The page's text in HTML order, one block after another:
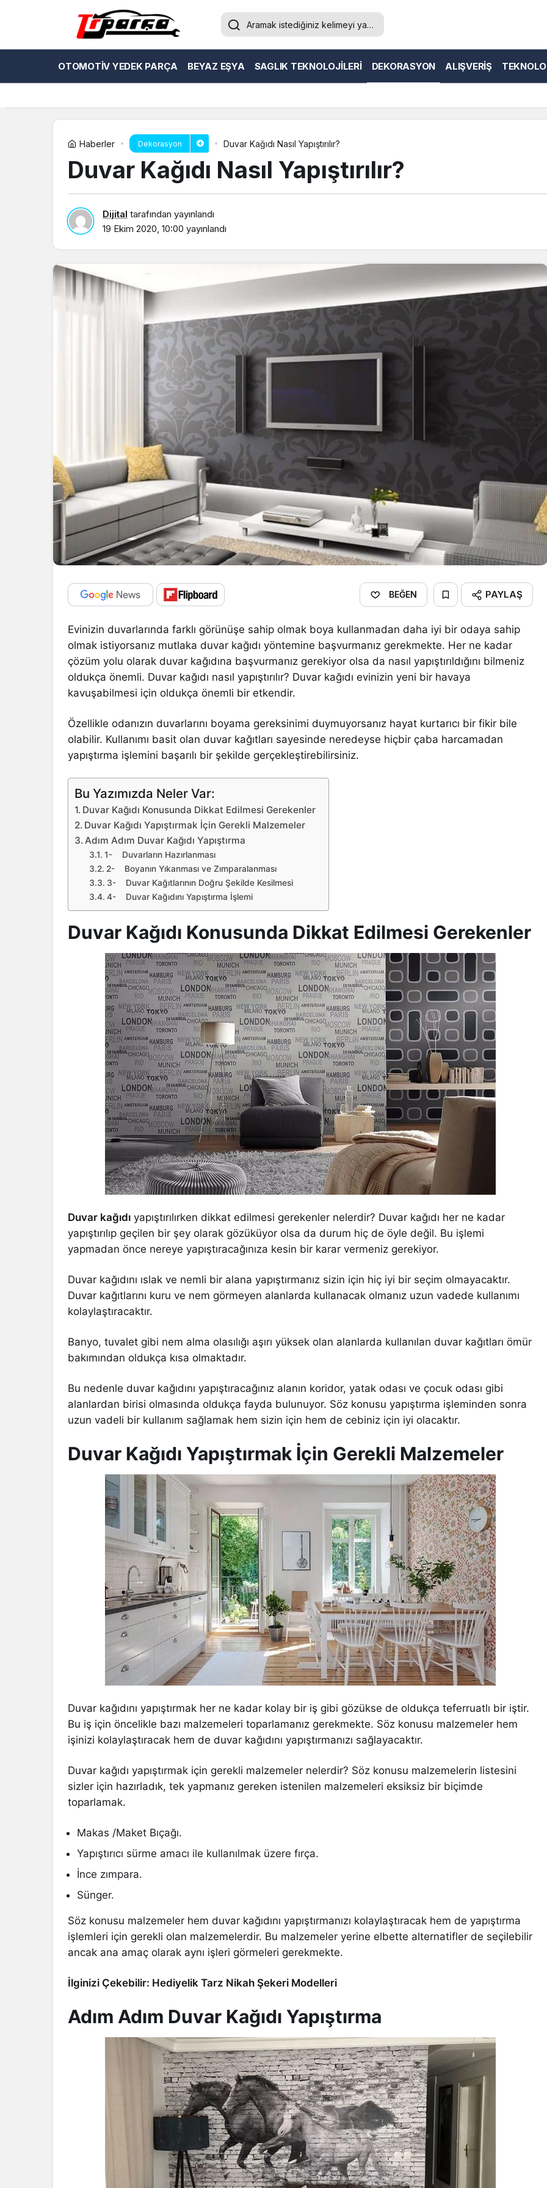
OTOMOTIV YEDEK PARÇA BEYAZ EŞYA SAGLIK TEKNOLOJILERI DEKORASYON ALIŞVERIŞ
Haberler Dekorasyon Duvar Kağıdı Nasıl Yapıştırılır?
Duvar Kağıdı Nasıl Yapıştırılır?
Dijital tarafından yayınlandı
19 Ekim 2020, 10:00 yayınlandı
BEĞEN PAYLAŞ
Evinizin duvarlarında farklı görünüşe sahip olmak boya kullanmadan daha iyi bir odaya sahip
olmak istiyorsanız mutlaka duvar kağıdı yöntemine başvurmanız gerekmekte. Her ne kadar
çözüm yolu olarak duvar kağıdına başvurmanız gerekiyor olsa da nasıl yapıştırıldığını bilmeniz
oldukça önemli. Duvar kağıdı nasıl yapıştırılır? Duvar kağıdı evinizin yeni bir havaya
kavuşabilmesi için oldukça önemli bir etkendir.
Özellikle odanızın duvarlarını boyama gereksinimi duymuyorsanız hayat kurtarıcı bir fikir bile
olabilir. Kullanımı basit olan duvar kağıtları sayesinde neredeyse hiçbir çaba harcamadan
yapıştırma işlemini başarılı bir şekilde gerçekleştirebilirsiniz.
Bu Yazımızda Neler Var:
Duvar Kağıdı Konusunda Dikkat Edilmesi Gerekenler
Duvar Kağıdı Yapıştırmak İçin Gerekli Malzemeler
Adım Adım Duvar Kağıdı Yapıştırma
1- Duvarların Hazırlanması
2- Boyanın Yıkanması ve Zımparalanması
3- Duvar Kağıtlarının Doğru Şekilde Kesilmesi
4- Duvar Kağıdını Yapıştırma İşlemi
Duvar Kağıdı Konusunda Dikkat Edilmesi Gerekenler
Duvar kağıdı yapıştırılırken dikkat edilmesi gerekenler nelerdir? Duvar kağıdı her ne kadar
yapıştırılıp geçilen bir şey olarak gözüküyor olsa da durum hiç de öyle değil. Bu işlemi
yapmadan önce nereye yapıştıracağınıza kesin bir karar vermeniz gerekiyor.
Duvar kağıdını ıslak ve nemli bir alana yapıştırmanız sizin için hiç iyi bir seçim olmayacaktır.
Duvar kağıtlarını kuru ve nem görmeyen alanlarda kullanacak olmanız uzun vadede kullanımı
kolaylaştıracaktır.
Banyo, tuvalet gibi nem alma olasılığı aşırı yüksek olan alanlarda kullanılan duvar kağıtları ömür
bakımından oldukça kısa olmaktadır.
Bu nedenle duvar kağıdını yapıştıracağınız alanın koridor, yatak odası ve çocuk odası gibi
alanlardan birisi olmasında oldukça fayda bulunuyor. Söz konusu yapıştırma işleminden sonra
uzun vadeli bir kullanım sağlamak hem sizin için hem de cebiniz için iyi olacaktır.
Duvar Kağıdı Yapıştırmak İçin Gerekli Malzemeler
Duvar kağıdını yapıştırmak her ne kadar kolay bir iş gibi gözükse de oldukça teferruatlı bir iştir.
Bu iş için öncelikle bazı malzemeleri toparlamanız gerekmekte. Söz konusu malzemeler hem
işinizi kolaylaştıracak hem de duvar kağıdını yapıştırmanızı sağlayacaktır.
Duvar kağıdı yapıştırmak için gerekli malzemeler nelerdir? Söz konusu malzemelerin listesini
sizler için hazırladık, tek yapmanız gereken istenilen malzemeleri eksiksiz bir biçimde
toparlamak.
Makas /Maket Bıçağı.
Yapıştırıcı sürme amacı ile kullanılmak üzere fırça.
İnce zımpara.
Sünger.
Söz konusu malzemeler hem duvar kağıdını yapıştırmanızı kolaylaştıracak hem de yapıştırma
işlemleri için gerekli olan malzemelerdir. Bu malzemeler yerine elbette alternatifler de seçilebilir
ancak ana amaç olarak aynı işleri görmeleri gerekmekte.
İlginizi Çekebilir: Hediyelik Tarz Nikah Şekeri Modelleri
Adım Adım Duvar Kağıdı Yapıştırma